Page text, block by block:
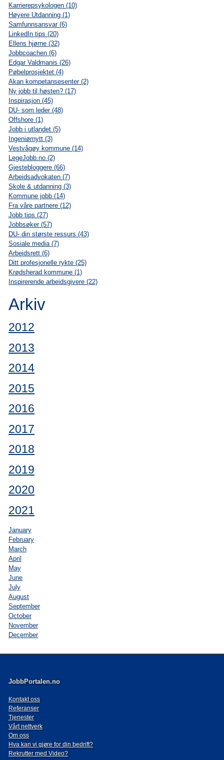
Karrierepsykologen (10)
Høyere Utdanning (1)
Samfunnsansvar (6)
LinkedIn tips (20)
Ellens hjørne (32)
Jobbcoachen (6)
Edgar Valdmanis (26)
Pøbelprosjektet (4)
Akan kompetansesenter (2)
Ny jobb til høsten? (17)
Inspirasjon (45)
DU- som leder (48)
Offshore (1)
Jobb i utlandet (5)
Ingeniørnytt (3)
Vestvågøy kommune (14)
LegeJobb.no (2)
Gjestebloggere (66)
Arbeidsadvokaten (7)
Skole & utdanning (3)
Kommune jobb (14)
Fra våre partnere (12)
Jobb tips (27)
Jobbsøker (57)
DU- din største ressurs (43)
Sosiale media (7)
Arbeidsrett (6)
Ditt profesjonelle rykte (25)
Krødsherad kommune (1)
Inspirerende arbeidsgivere (22)
Arkiv
2012
2013
2014
2015
2016
2017
2018
2019
2020
2021
January
February
March
April
May
June
July
August
September
October
November
December
JobbPortalen.no
Kontakt oss
Referanser
Tjenester
Vårt nettverk
Om oss
Hva kan vi gjøre for din bedrift?
Rekrutter med Video?